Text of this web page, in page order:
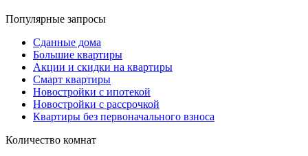
Популярные запросы
Сданные дома
Большие квартиры
Акции и скидки на квартиры
Смарт квартиры
Новостройки с ипотекой
Новостройки с рассрочкой
Квартиры без первоначального взноса
Количество комнат